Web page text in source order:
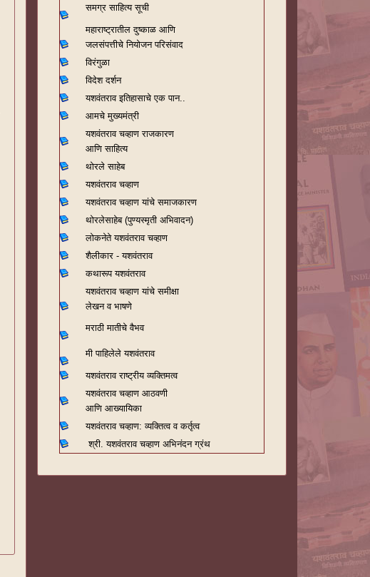
समग्र साहित्य सूची
महाराष्ट्रातील दुष्काळ आणि
जलसंपत्तीचे नियोजन परिसंवाद
विरंगुळा
विदेश दर्शन
यशवंतराव इतिहासाचे एक पान..
आमचे मुख्यमंत्री
यशवंतराव चव्हाण राजकारण
आणि साहित्य
थोरले साहेब
यशवंतराव चव्हाण
यशवंतराव चव्हाण यांचे समाजकारण
थोरलेसाहेब (पुण्यस्मृती अभिवादन)
लोकनेते यशवंतराव चव्हाण
शैलीकार - यशवंतराव
कथारूप यशवंतराव
यशवंतराव चव्हाण यांचे समीक्षा
लेखन व भाषणे
मराठी मातीचे वैभव
मी पाहिलेले यशवंतराव
यशवंतराव राष्ट्रीय व्यक्तिमत्व
यशवंतराव चव्हाण आठवणी
आणि आख्यायिका
यशवंतराव चव्हाण: व्यक्तित्व व कर्तृत्व
श्री. यशवंतराव चव्हाण अभिनंदन ग्रंथ